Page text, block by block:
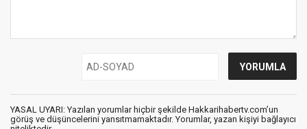
YASAL UYARI: Yazılan yorumlar hiçbir şekilde Hakkarihabertv.com’un
görüş ve düşüncelerini yansıtmamaktadır. Yorumlar, yazan kişiyi bağlayıcı